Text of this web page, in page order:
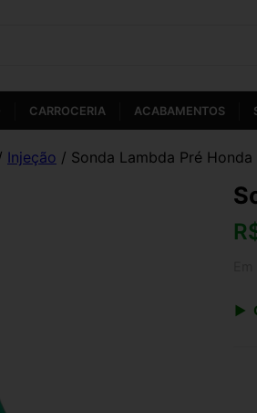
CARROCERIA ACABAMENTOS
Injeção / Sonda Lambda Pré Honda